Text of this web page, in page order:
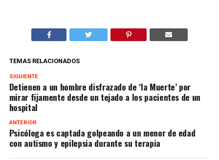
TEMAS RELACIONADOS
SIGUIENTE
Detienen a un hombre disfrazado de ‘la Muerte’ por
mirar fijamente desde un tejado a los pacientes de un
hospital
ANTERIOR
Psicóloga es captada golpeando a un menor de edad
con autismo y epilepsia durante su terapia